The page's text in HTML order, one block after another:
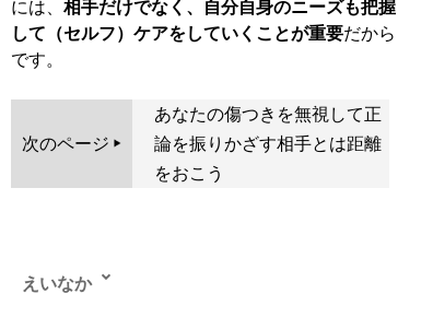
には、 相手だけでなく、自分自身のニーズも把握
して（セルフ）ケアをしていくことが重要だから
です。
次のページ
あなたの傷つきを無視して正
論を振りかざす相手とは距離
をおこう
えいなか